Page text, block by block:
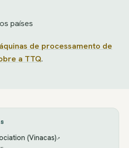
países
de processamento de
a TTQ.
(Vinacas)↗